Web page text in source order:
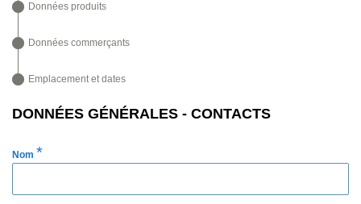
Données produits
Données commerçants
Emplacement et dates
DONNÉES GÉNÉRALES - CONTACTS
Nom *